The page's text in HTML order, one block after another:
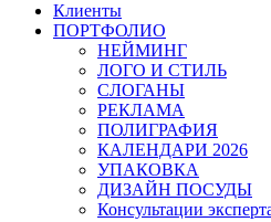
Клиенты
ПОРТФОЛИО
НЕЙМИНГ
ЛОГО И СТИЛЬ
СЛОГАНЫ
РЕКЛАМА
ПОЛИГРАФИЯ
КАЛЕНДАРИ 2026
УПАКОВКА
ДИЗАЙН ПОСУДЫ
Консультации